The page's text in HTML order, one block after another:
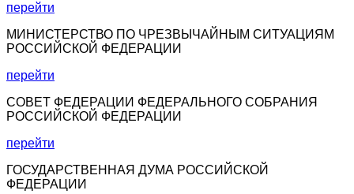
перейти
МИНИСТЕРСТВО ПО ЧРЕЗВЫЧАЙНЫМ СИТУАЦИЯМ
РОССИЙСКОЙ ФЕДЕРАЦИИ
перейти
СОВЕТ ФЕДЕРАЦИИ ФЕДЕРАЛЬНОГО СОБРАНИЯ
РОССИЙСКОЙ ФЕДЕРАЦИИ
перейти
ГОСУДАРСТВЕННАЯ ДУМА РОССИЙСКОЙ
ФЕДЕРАЦИИ